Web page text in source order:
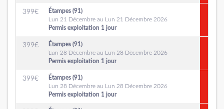
399€
Étampes (91)
Lun 21 Décembre au Lun 21 Décembre 2026
Permis exploitation 1 jour
399€
Étampes (91)
Lun 28 Décembre au Lun 28 Décembre 2026
Permis exploitation 1 jour
399€
Étampes (91)
Lun 28 Décembre au Lun 28 Décembre 2026
Permis exploitation 1 jour